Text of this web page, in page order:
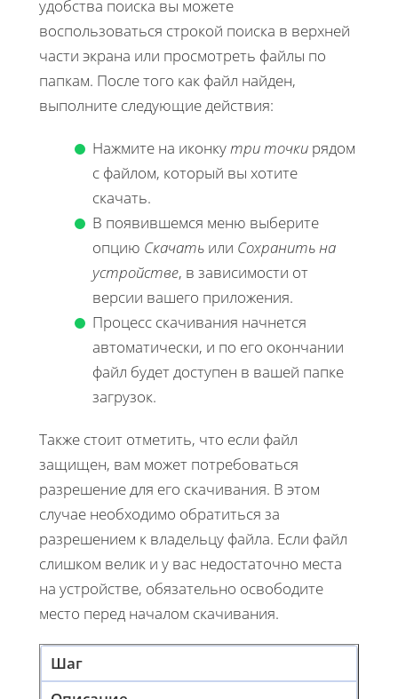
удобства поиска вы можете
воспользоваться строкой поиска в верхней
части экрана или просмотреть файлы по
папкам. После того как файл найден,
выполните следующие действия:
Нажмите на иконкутри точки рядом
с файлом, который вы хотите
скачать.
В появившемся меню выберите
опцию Скачать или Сохранить на
устройстве, в зависимости от
версии вашего приложения.
Процесс скачивания начнется
автоматически, и по его окончании
файл будет доступен в вашей папке
загрузок.
Также стоит отметить, что если файл
защищен, вам может потребоваться
разрешение для его скачивания. В этом
случае необходимо обратиться за
разрешением к владельцу файла. Если файл
слишком велик и у вас недостаточно места
на устройстве, обязательно освободите
место перед началом скачивания.
Шаг